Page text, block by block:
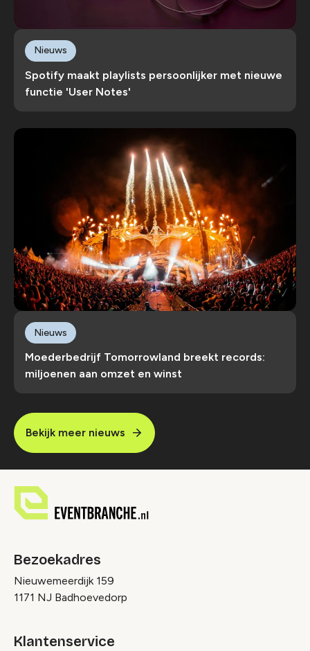
Spotify maakt playlists persoonlijker met nieuwe
functie 'User Notes'
Nieuws
Moederbedrijf Tomorrowland breekt records:
miljoenen aan omzet en winst
Nieuws
Bekijk meer nieuws
Bezoekadres
Nieuwemeerdijk 159
1171 NJ Badhoevedorp
Klantenservice